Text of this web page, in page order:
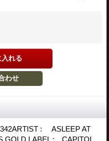
: ASLEEP AT
GOLD LABEL : CAPITOL